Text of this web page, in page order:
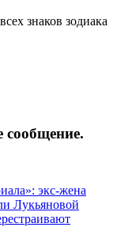
знаков зодиака
экс-жена
Лукьяновой